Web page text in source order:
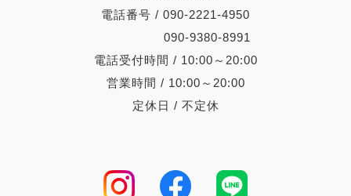
電話番号 / 090-2221-4950
090-9380-8991
電話受付時間 / 10:00～20:00
営業時間 / 10:00～20:00
定休日 / 不定休